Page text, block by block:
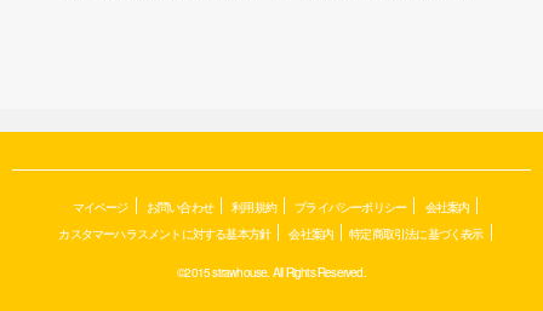
マイページ お問い合わせ 利用規約 プライバシーポリシー
会社案内
カスタマーハラスメントに対する基本方針
会社案内 特定商取引法に基づく表示
©2015 strawhouse. All Rights Reserved.